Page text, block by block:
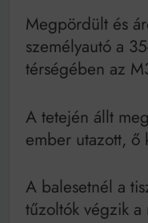
as években
Bitumenes lapostetők: a
működik, ha jól van
Megpördült és
személyautó a
térségében az
A tetején állt
ember utazott, ő
A balesetnél a
tűzoltók végzik a